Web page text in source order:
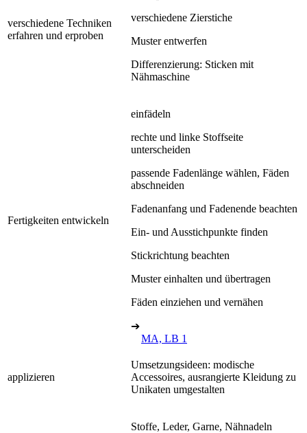
verschiedene Techniken
erfahren und erproben
verschiedene Zierstiche
Muster entwerfen
Differenzierung: Sticken mit
Nähmaschine
Fertigkeiten entwickeln
einfädeln
rechte und linke Stoffseite
unterscheiden
passende Fadenlänge wählen, Fäden
abschneiden
Fadenanfang und Fadenende beachten
Ein- und Ausstichpunkte finden
Stickrichtung beachten
Muster einhalten und übertragen
Fäden einziehen und vernähen
➔
MA, LB 1
applizieren
Umsetzungsideen: modische
Accessoires, ausrangierte Kleidung zu
Unikaten umgestalten
Stoffe, Leder, Garne, Nähnadeln